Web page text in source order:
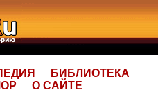
БИБЛИОТЕКА
О САЙТЕ